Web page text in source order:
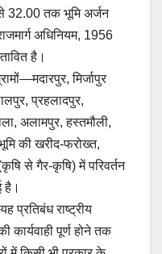
32.00 तक भूमि अर्जन
अधिनियम, 1956
है।
मिर्जापुर
प्रहलादपुर,
अलामपुर, हस्तमौली,
की खरीद-फरोख्त,
से गैर-कृषि) में परिवर्तन
है।
प्रतिबंध राष्ट्रीय
कार्यवाही पूर्ण होने तक